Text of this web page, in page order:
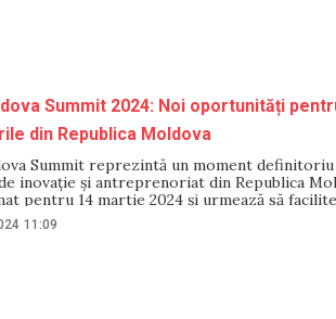
Summit 2024: Noi oportunități
din Republica Moldova
Summit reprezintă un moment
inovație și antreprenoriat din Republica
pentru 14 martie 2024 și urmează să
uri, antreprenori și investitori, oferind o
experiențe și stabilirea potențialelor
11:09